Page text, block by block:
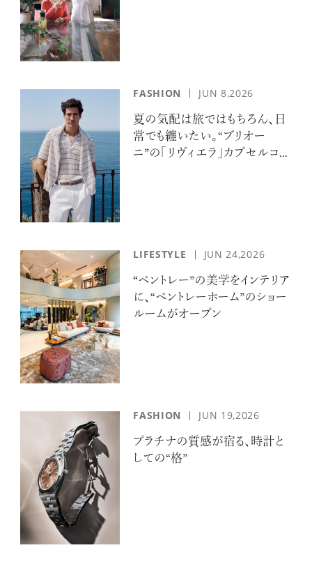
FASHION JUN 8,2026
夏の気配は旅ではもちろん、日
常でも纏いたい。“ブリオー
ニ”の「リヴィエラ」カプセルコレ
LIFESTYLE JUN 24,2026
“ベントレー”の美学をインテリア
に、“ベントレーホーム”のショー
ルームがオープン
FASHION JUN 19,2026
プラチナの質感が宿る、時計と
しての“格”